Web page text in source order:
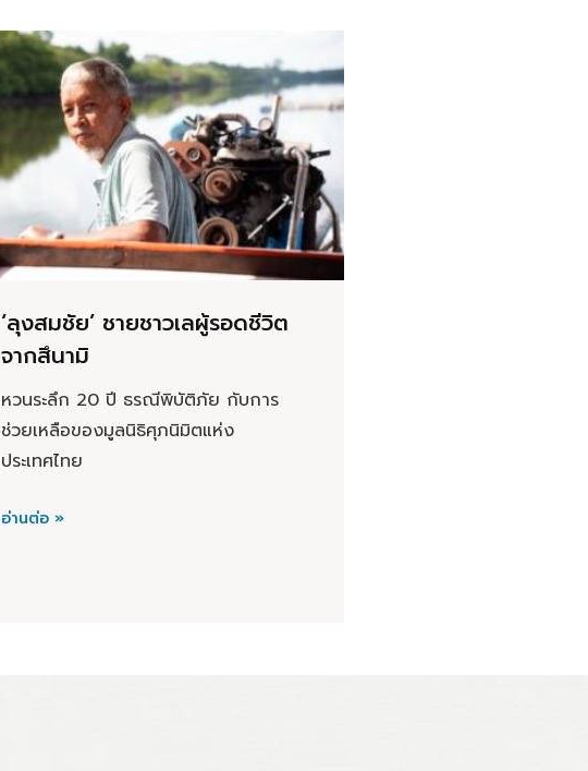
‘ลุงสมชัย’ ชายชาวเลผู้รอดชีวิต
จากสึนามิ
หวนระลึก 20 ปี ธรณีพิบัติภัย กับการ
ช่วยเหลือของมูลนิธิศุภนิมิตแห่ง
ประเทศไทย
อ่านต่อ »